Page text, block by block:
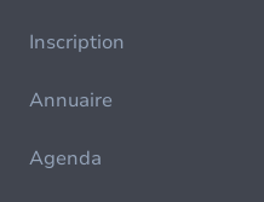
Inscription
Annuaire
Agenda